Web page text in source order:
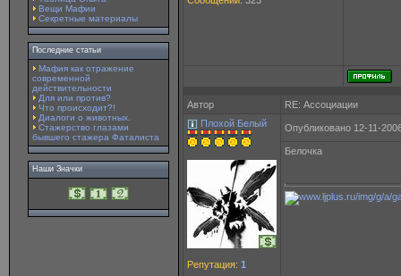
Вещи Мафии
Секретные материалы
Последние статьи
Мафия как отражение
современной
действительности
Для или против?
Что происходит?!
Диалоги о животных.
Стажерство глазами
бывшего стажера Фаталиста
Наши Значки
Автор
RE: Ассоциации
Плохой Белый
Репутация: 1
Опубликовано 12-11-
Белочка